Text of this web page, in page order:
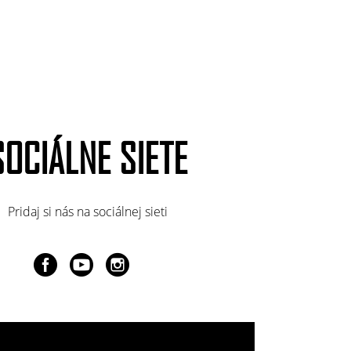
SIETE
Pridaj si nás na sociálnej sieti